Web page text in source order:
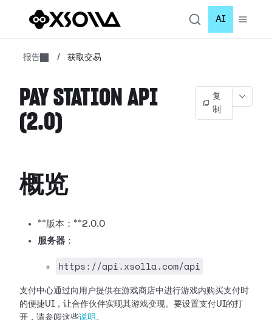
AI
报告 / 获取交易
PAY STATION API
(2.0)
复
制
概览
**版本：**2.0.0
服务器 ：
https://api.xsolla.com/api
支付中心通过向用户提供在游戏商店中进行游戏内购买支付时
的便捷UI，让合作伙伴实现其游戏变现。要设置支付UI的打
开，请参阅这些说明 。